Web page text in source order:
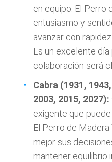
en equipo. El Perro
entusiasmo y
avanzar con
Es un excelente
colaboración será
Cabra (1931,
2003, 2015, 2027):
exigente que
El Perro de
mejor sus
mantener equilibrio